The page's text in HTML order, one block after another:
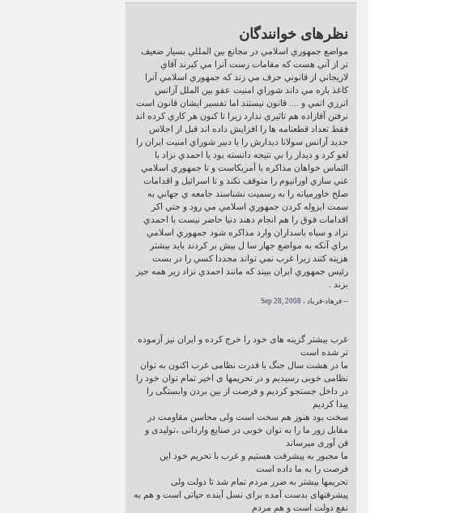
نظرهای خوانندگان
مواضع جمهوري اسلامي در مجانع بين المللي بسيار ضعيف
تر از آني هست كه مقامات زست آنرا مي كيرند آقاي
لاريجاني از قانوني حرف مي زند كه جمهوري اسلامي آنرا
كاغذ باره مي داند شوراي امنيت عفو بين الملل آزانس
انرزي اتمي و .... قانون نيستند اما تفسير ايشان قانون است
نرفتن آقازاده هم تاثيري ندارد زيرا تا كنون هر كاري كرده اند
فقط تعداد قطعنامه ها را افزايش داده اند قبل از اجلاس
جديد آزانس سولانا ديدارش را يا دبير شوراي امنيت ايران را
لغو كرد و ديدار را بي نتيجه دانسته بود يا احمدي نزاد با
التماس خواهان مذاكره با آمريكاست و تا جمهوري اسلامي
غني سازي اورانيوم را متوقف نكند و تا اسرائيل و اقدامات
صلح خاورميانه را به رسميت نشناسند جامعه ي جهاني به
سمت ايزوله كردن جمهوري اسلامي مي رود و حتي اكر
اقدامات فوق را هم انجام دهند دنيا حاضر نيست با احمدي
نزاد و سباه باسداران وارد مذاكره شود جمهوري اسلامي
براي آنكه به مواضع جهار سا ل بيش بر كردند بايد بيشتر
هزينه كنند زيرا غرب نمي تواند مجددا كسي را در بست
رئيس جمهوري ايران ببيند كه مانند احمدي نزاد زير همه جيز
بزند .
-- فرهاد-فرياد ، Sep 28, 2008
غرب بیشتر گزینه های خود را خرج کرده و ایران نیز آزموده
تر شده است
ما در هشت سال جنگ با قدرت نظامی غرب اکنون به توان
نظامی خوبی رسیدیم و در تحریمها ی اخیر تمام توان خود را
در داخل جستجو کردیم و فرصت از بین بردن وابستگی را
پیدا کردیم
سخت بود هنوز هم سخت است ولی محاسن مقاومت در
مقابل زور ما را به توان خوبی در صنایع وارداتی ،تولیدی و
فن آوری میرساند
ما مجبور به پیشرفت هستیم و غرب با تحریم خود این
فرصت را به ما داده است
تحریمها بیشتر به ضرر مردم تمام شد تا دولت ولی
پیشرفتهای بدست آمده برای نسل آینده حیاتی است و هم به
نفع دولت است و هم مردم